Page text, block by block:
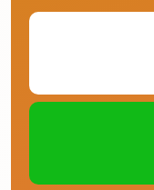
airport
Hurghada
Transfer